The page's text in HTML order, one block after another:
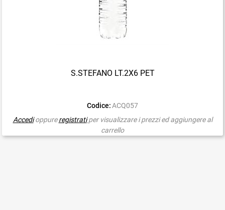
S.STEFANO LT.2X6 PET
Codice: ACQ057
Accedioppureregistrati per visualizzare i prezzi ed aggiungere al
carrello